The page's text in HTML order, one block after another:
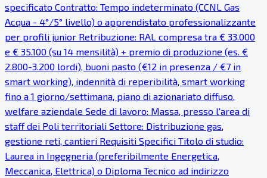
specificato Contratto: Tempo indeterminato (CCNL Gas
Acqua - 4°/5° livello) o apprendistato professionalizzante
per profili junior Retribuzione: RAL compresa tra € 33.000
e € 35.100 (su 14 mensilità) + premio di produzione (es. €
2.800-3.200 lordi), buoni pasto (€12 in presenza / €7 in
smart working), indennità di reperibilità, smart working
fino a 1 giorno/settimana, piano di azionariato diffuso,
welfare aziendale Sede di lavoro: Massa, presso l'area di
staff dei Poli territoriali Settore: Distribuzione gas,
gestione reti, cantieri Requisiti Specifici Titolo di studio:
Laurea in Ingegneria (preferibilmente Energetica,
Meccanica, Elettrica) o Diploma Tecnico ad indirizzo